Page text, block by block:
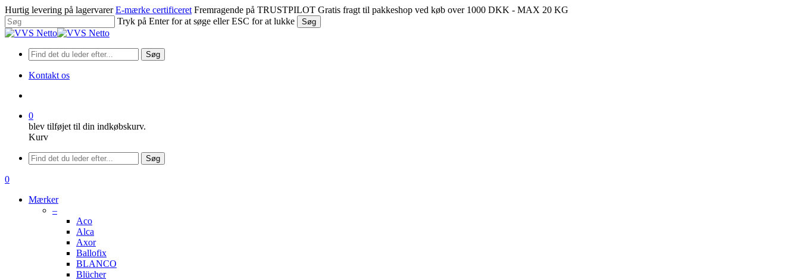
Spring
til
hovedindhold
Hurtig levering på lagervarer E-mærke certificeret Fremragende på TRUSTPILOT Gratis fragt til pakkeshop ved køb over 1000 DKK - MAX 20 KG
Tryk på Enter for at søge eller ESC for at lukke
Søg
Luk
Søg
Kontakt os
0
blev tilføjet til din indkøbskurv.
Kurv
Menu
Søg
søge
0
Mærker
–
Aco
Alca
Axor
Ballofix
BLANCO
Blücher